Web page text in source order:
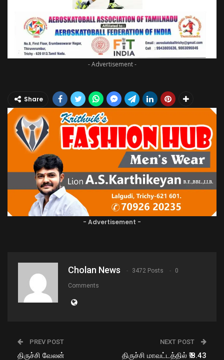
- Advertisement -
Share
- Advertisement -
Cholan News 3472 Posts 0
Comments
PREV POST
திருச்சி வேலன்
NEXT POST
திருச்சி மாவட்டத்தில் ₹.8.43